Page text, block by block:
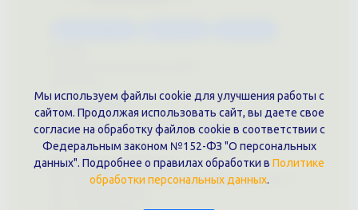
Документы
Политика обработки персональных данных
Публичная оферта
Контакты филиала
г. Краснодар, ул. Шоссе Нефтяников, 28, оф. 51
Мы используем файлы cookie для улучшения работы с
сайтом. Продолжая использовать сайт, вы даете свое
согласие на обработку файлов cookie в соответствии с
Федеральным законом №152-ФЗ "О персональных
данных". Подробнее о правилах обработки в Политике
обработки персональных данных.